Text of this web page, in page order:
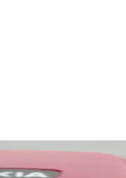
Sizin İçin Uygun